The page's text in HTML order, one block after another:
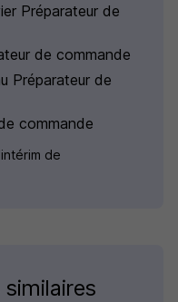
Préparateur de
de commande
Préparateur de
commande
de